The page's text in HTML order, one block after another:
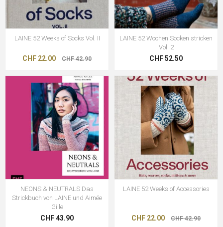
LAINE 52 Weeks of Socks Vol. II
CHF 22.00 CHF 42.90
LAINE 52 Wochen Socken stricken
Vol. 2
CHF 52.50
NEONS & NEUTRALS Das
Strickbuch von LAINE und Aimée
Gille
CHF 43.90
LAINE 52 Weeks of Accessories
CHF 22.00 CHF 42.90